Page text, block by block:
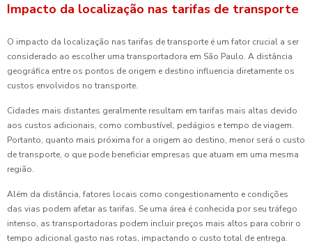
Impacto da localização nas tarifas de transporte
O impacto da localização nas tarifas de transporte é um fator crucial a ser
considerado ao escolher uma transportadora em São Paulo. A distância
geográfica entre os pontos de origem e destino influencia diretamente os
custos envolvidos no transporte.
Cidades mais distantes geralmente resultam em tarifas mais altas devido
aos custos adicionais, como combustível, pedágios e tempo de viagem.
Portanto, quanto mais próxima for a origem ao destino, menor será o custo
de transporte, o que pode beneficiar empresas que atuam em uma mesma
região.
Além da distância, fatores locais como congestionamento e condições
das vias podem afetar as tarifas. Se uma área é conhecida por seu tráfego
intenso, as transportadoras podem incluir preços mais altos para cobrir o
tempo adicional gasto nas rotas, impactando o custo total de entrega.